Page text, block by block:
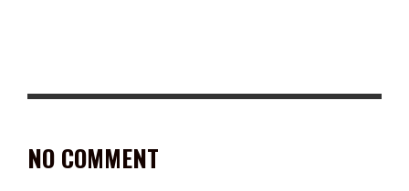
NO COMMENT